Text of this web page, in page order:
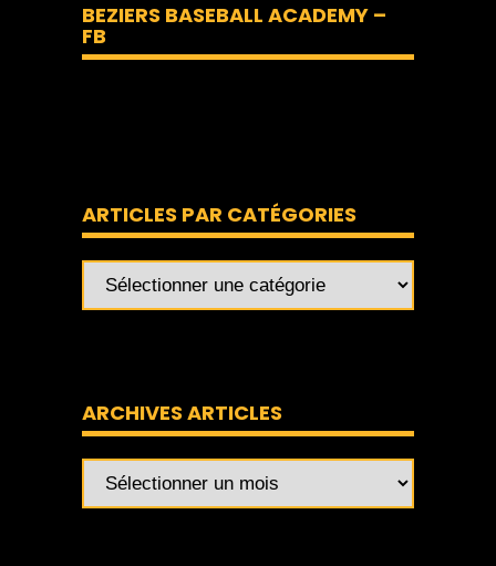
BEZIERS BASEBALL ACADEMY –
FB
ARTICLES PAR CATÉGORIES
ARCHIVES ARTICLES
Archives
articles